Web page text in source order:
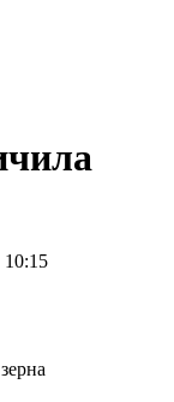
10:15